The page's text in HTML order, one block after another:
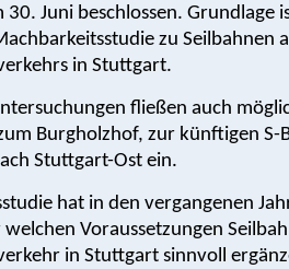
30. Juni beschlossen. Grundlage
zu Seilbahnen
in Stuttgart.
fließen auch
Burgholzhof, zur künftigen S-
Stuttgart-Ost ein.
hat in den vergangenen
Voraussetzungen
in Stuttgart sinnvoll